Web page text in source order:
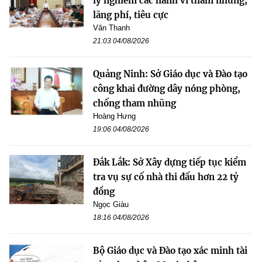
lãng phí, tiêu cực
Văn Thanh
21:03 04/08/2026
Quảng Ninh: Sở Giáo dục và Đào tạo
công khai đường dây nóng phòng,
chống tham nhũng
Hoàng Hưng
19:06 04/08/2026
Đắk Lắk: Sở Xây dựng tiếp tục kiểm
tra vụ sự cố nhà thi đấu hơn 22 tỷ
đồng
Ngọc Giàu
18:16 04/08/2026
Bộ Giáo dục và Đào tạo xác minh tài